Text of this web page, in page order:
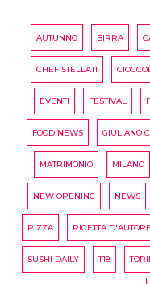
AUTUNNO BIRRA
CHEF STELLATI
EVENTI FESTIVAL
FOOD NEWS GIULIANO
MATRIMONIO MILANO
NEW OPENING NEWS
PIZZA RICETTA D'AUTORE
SUSHI DAILY T18